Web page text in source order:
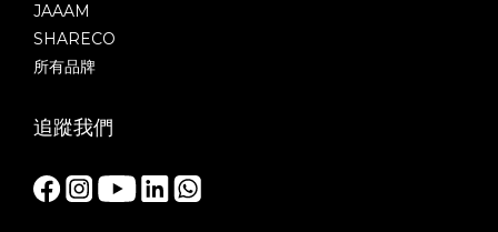
JAAAM
SHARECO
所有品牌
追蹤我們